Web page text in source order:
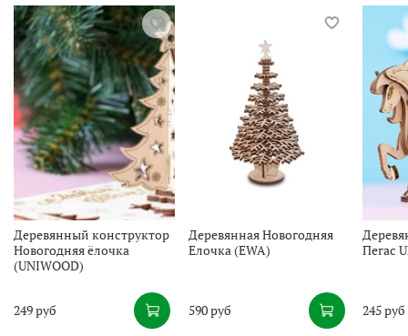
Деревянный конструктор
Новогодняя ёлочка
(UNIWOOD)
249 руб
Деревянная Новогодняя
Елочка (EWA)
590 руб
Пегас
245 руб